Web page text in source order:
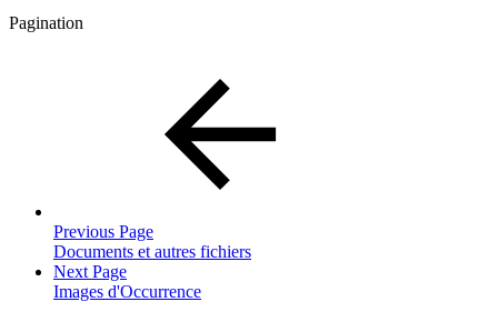
Pagination
Previous Page
Documents et autres fichiers
Next Page
Images d'Occurrence